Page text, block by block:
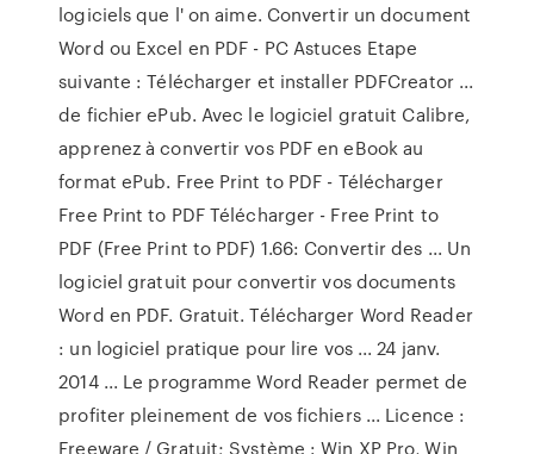
logiciels que l' on aime. Convertir un document
Word ou Excel en PDF - PC Astuces Etape
suivante : Télécharger et installer PDFCreator ...
de fichier ePub. Avec le logiciel gratuit Calibre,
apprenez à convertir vos PDF en eBook au
format ePub. Free Print to PDF - Télécharger
Free Print to PDF Télécharger - Free Print to
PDF (Free Print to PDF) 1.66: Convertir des ... Un
logiciel gratuit pour convertir vos documents
Word en PDF. Gratuit. Télécharger Word Reader
: un logiciel pratique pour lire vos ... 24 janv.
2014 ... Le programme Word Reader permet de
profiter pleinement de vos fichiers ... Licence :
Freeware / Gratuit; Système : Win XP Pro, Win